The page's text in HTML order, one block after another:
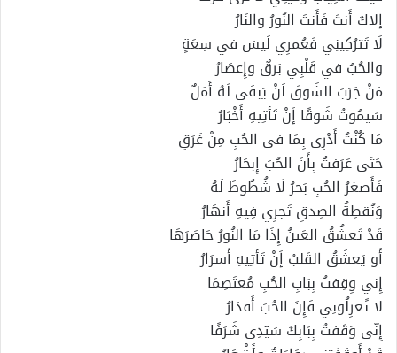
إلاكَ أَنتَ فَأَنتَ النُورُ والنَارُ
لَا تَترُكِينِي فَعُمرِي لَيسَ في سِعَةٍ
والحُبُ في قَلْبِي بَرقٌ وإِعصَارُ
مَنْ جَرَبَ الشَوقَ لَنْ يَبقَى لَهُ أَمَلٌ
سَیمُوتُ شَوقًا إَنْ تَأتِيهِ أَخْبَارُ
مَا كُنْتُ أَدْرِي بِمَا في الحُبِ مِنْ غَرَقِ
حَتَى عَرَفتُ بِأَنَ الحُبَ إِبحَارُ
فَأَصغرُ الحُبِ بَحرُ لَا شُطُوطَ لَهُ
وَنُقطِةُ الصِدقِ تَجرِي فِيهِ أَنهَارُ
قَدْ تَعشُقُ العَينُ إِذَا مَا النُورُ حَاصَرَهَا
أَو يَعشَقُ القَلبُ إَنْ تَأتِيهِ أَسرَارُ
إِني وِقِفتُ بِبَابِ الحُبِ مُعتَصِمَا
لا تًعزِلُونِي فَإِنَ الحُبَ أَقدَارُ
إِنّي وَقَفتُ بِبَابِكَ سَيّدِي شَرَفًا